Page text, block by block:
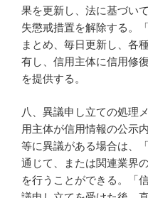
果を更新し、法に基づい
失懲戒措置を解除する。
まとめ、毎日更新し、各
有し、信用主体に信用修
を提供する。
八、異議申し立ての処理
用主体が信用情報の公示
等に異議がある場合は、
通じて、または関連業界
を行うことができる。「